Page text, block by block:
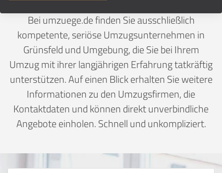
Bei umzuege.de finden Sie ausschließlich
kompetente, seriöse Umzugsunternehmen in
Grünsfeld und Umgebung, die Sie bei Ihrem
Umzug mit ihrer langjährigen Erfahrung tatkräftig
unterstützen. Auf einen Blick erhalten Sie weitere
Informationen zu den Umzugsfirmen, die
Kontaktdaten und können direkt unverbindliche
Angebote einholen. Schnell und unkompliziert.